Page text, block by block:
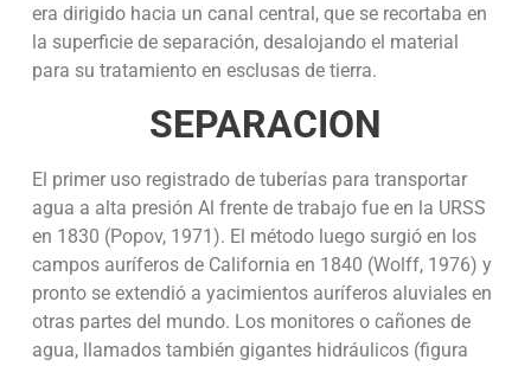
era dirigido hacia un canal central, que se recortaba en
la superficie de separación, desalojando el material
para su tratamiento en esclusas de tierra.
SEPARACION
El primer uso registrado de tuberías para transportar
agua a alta presión Al frente de trabajo fue en la URSS
en 1830 (Popov, 1971). El método luego surgió en los
campos auríferos de California en 1840 (Wolff, 1976) y
pronto se extendió a yacimientos auríferos aluviales en
otras partes del mundo. Los monitores o cañones de
agua, llamados también gigantes hidráulicos (figura